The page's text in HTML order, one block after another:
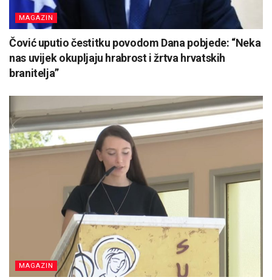
MAGAZIN
Čović uputio čestitku povodom Dana pobjede: “Neka
nas uvijek okupljaju hrabrost i žrtva hrvatskih
branitelja”
MAGAZIN